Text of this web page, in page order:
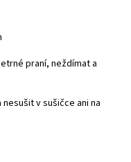
praní, neždímat a
v sušičce ani na